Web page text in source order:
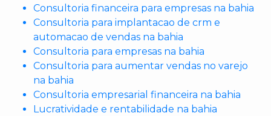
Consultoria financeira para empresas na bahia
Consultoria para implantacao de crm e
automacao de vendas na bahia
Consultoria para empresas na bahia
Consultoria para aumentar vendas no varejo
na bahia
Consultoria empresarial financeira na bahia
Lucratividade e rentabilidade na bahia